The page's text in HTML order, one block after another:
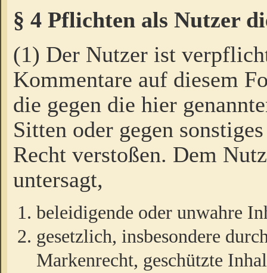
§ 4 Pflichten als Nutzer
(1) Der Nutzer ist
Kommentare auf diesem
die gegen die hier
Sitten oder gegen
Recht verstoßen. Dem
untersagt,
beleidigende oder unwahre
gesetzlich, insbesondere
Markenrecht, geschützte